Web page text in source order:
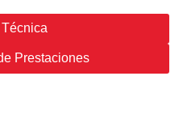
Prestaciones